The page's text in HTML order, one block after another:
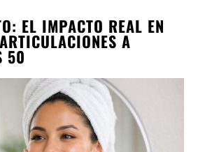
EL IMPACTO REAL EN
A
50